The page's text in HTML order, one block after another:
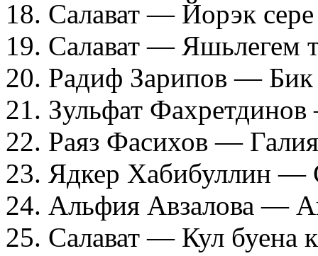
18. Салават — Йорэк сере
19. Салават — Яшьлегем
20. Радиф Зарипов —
21. Зульфат
22. Раяз Фасихов —
23. Ядкер Хабибуллин —
24. Альфия Авзалова —
25. Салават — Кул буена